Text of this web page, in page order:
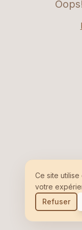
Ce site
votre
Refuser